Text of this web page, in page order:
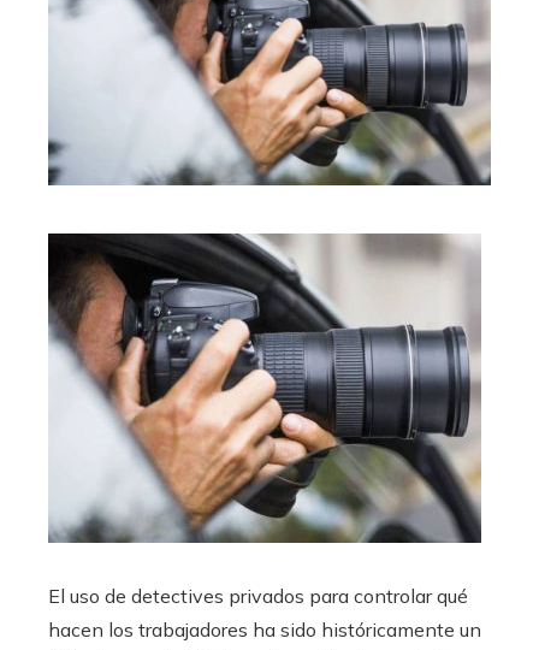
El uso de detectives privados para controlar qué
hacen los trabajadores ha sido históricamente un